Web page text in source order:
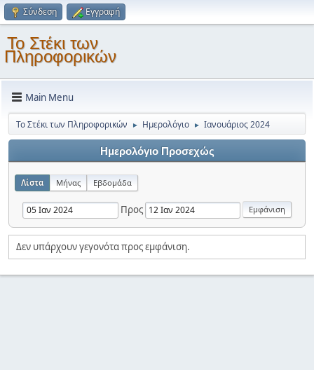
Σύνδεση Εγγραφή
Το Στέκι των
Πληροφορικών
Main Menu
Το Στέκι των Πληροφορικών ► Ημερολόγιο ► Ιανουάριος 2024
Ημερολόγιο Προσεχώς
Λίστα Μήνας Εβδομάδα
Προς
Δεν υπάρχουν γεγονότα προς εμφάνιση.